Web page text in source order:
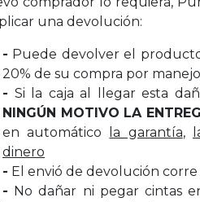
una devolución:
- Puede devolver el
20% de su compra por
- Si la caja al llegar esta
NINGÚN MOTIVO LA
en automático
la garantía,
dinero
- El envió de devolución
- No dañar ni pegar cintas